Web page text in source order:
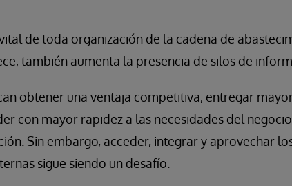
de toda organización de la cadena de
también aumenta la presencia de silos de
obtener una ventaja competitiva, entregar
con mayor rapidez a las necesidades del
Sin embargo, acceder, integrar y aprovechar
sigue siendo un desafío.